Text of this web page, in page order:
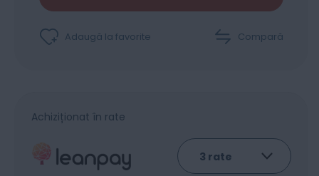
Adaugă la favorite Compară
Achiziționat în rate